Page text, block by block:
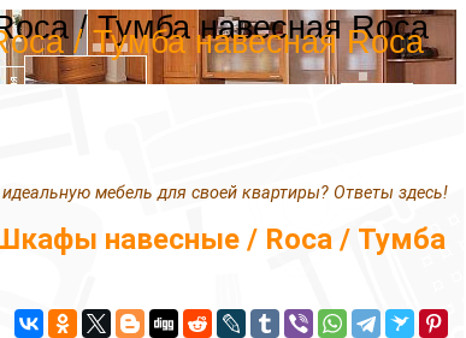
/ Тумба навесная Roca
/ Тумба навесная Roca
мебель для своей квартиры? Ответы здесь!
навесные / Roca / Тумба